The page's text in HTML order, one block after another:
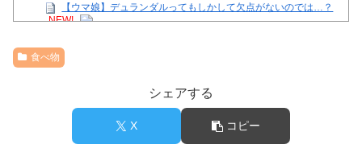
【ウマ娘】デュランダルってもしかして欠点がないのでは…？
NEW!
NEW!
藤嶌果歩の写真集巡り集英社が声明出した件
【画像】女子アナさん、がっつり見えてるｗｗｗ
36歳の彼女と結婚したいのに、家族が猛反対。家族から信じら
れない言葉が飛び出した… 他
Powered by livedoor 相互RSS
食べ物
シェアする
X コピー